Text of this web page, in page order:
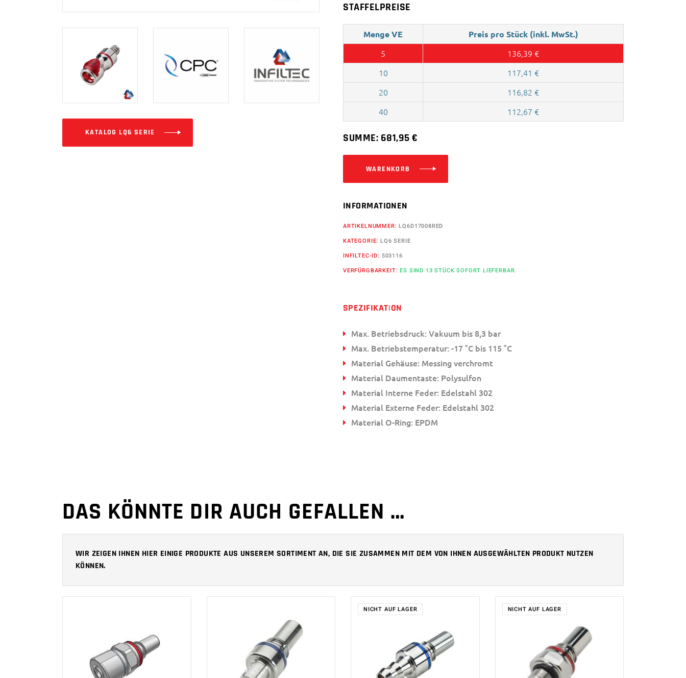
KATALOG LQ6 SERIE
STAFFELPREISE
Menge VE Preis pro Stück (inkl. MwSt.)
5 136,39 €
10
117,41 €
20
116,82 €
40
112,67 €
SUMME: 681,95€
WARENKORB
INFORMATIONEN
ARTIKELNUMMER:LQ6D17008RED
KATEGORIE:LQ6 SERIE
INFILTEC-ID: 503116
VERFÜRGBARKEIT:ES SIND 13 STÜCK SOFORT LIEFERBAR.
SPEZIFIKATION
Max. Betriebsdruck: Vakuum bis 8,3 bar
Max. Betriebstemperatur: -17 °C bis 115 °C
Material Gehäuse: Messing verchromt
Material Daumentaste: Polysulfon
Material Interne Feder: Edelstahl 302
Material Externe Feder: Edelstahl 302
Material O-Ring: EPDM
DAS KÖNNTE DIR AUCH GEFALLEN …
WIR ZEIGEN IHNEN HIER EINIGE PRODUKTE AUS UNSEREM SORTIMENT AN, DIE SIE ZUSAMMEN MIT DEM VON IHNEN AUSGEWÄHLTEN PRODUKT NUTZEN
KÖNNEN.
IN DEN
WARENKORB
IN DEN
WARENKORB
NICHT AUF LAGER
WEITERLESEN
NICHT AUF LAGER
WEITERLESEN